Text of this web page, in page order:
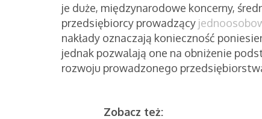
je duże, międzynarodowe koncerny,
przedsiębiorcy prowadzący
nakłady oznaczają konieczność
jednak pozwalają one na obniżenie
rozwoju prowadzonego
Zobacz też: